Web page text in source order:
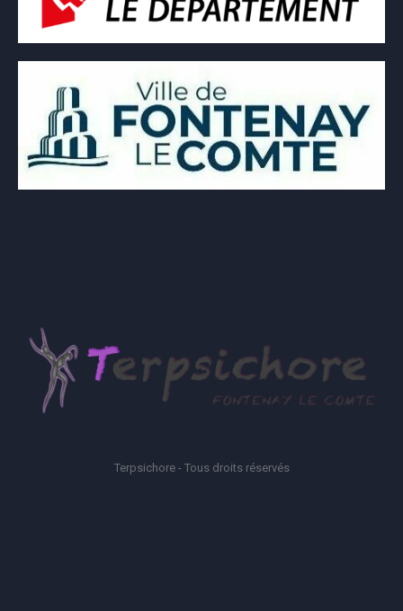
Terpsichore - Tous droits réservés